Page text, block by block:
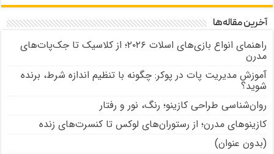
آخرین مقاله‌ها
راهنمای انواع بازی‌های اسلات ۲۰۲۶؛ از کلاسیک تا جک‌پات‌های
مدرن
آموزش مدیریت پات در پوکر: چگونه با تنظیم اندازه شرط، برنده
شوید؟
روان‌شناسی طراحی کازینو؛ رنگ، نور و رفتار
کازینوهای مدرن؛ از رستوران‌های لوکس تا کنسرت‌های زنده
(بدون عنوان)